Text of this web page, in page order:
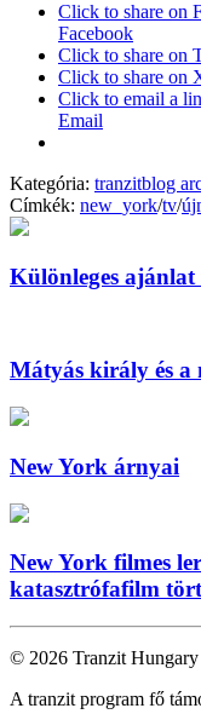
Click to share on
Facebook
Click to share on
Click to share on
Click to email a
Email
Kategória: tranzitblog
Címkék: new_york/tv/
Különleges
Mátyás király és a
New York árnyai
New York filmes
katasztrófafilm
© 2026 Tranzit
A tranzit program fő